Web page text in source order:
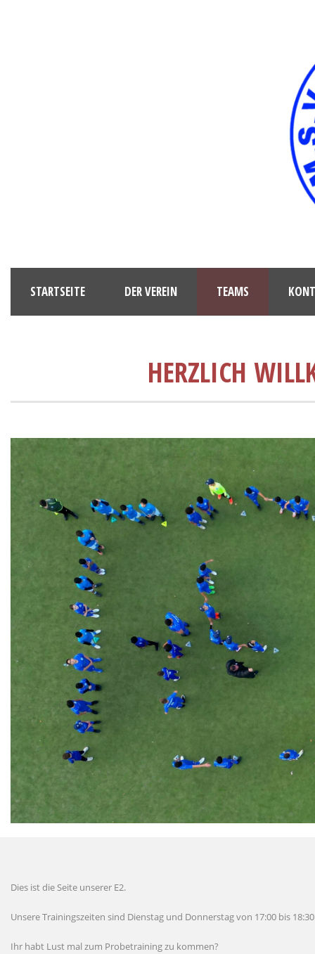
STARTSEITE DER VEREIN TEAMS
HERZLICH
Dies ist die Seite unserer E2.
Unsere Trainingszeiten sind Dienstag und Donnerstag von 17:00 bis 18:30
Ihr habt Lust mal zum Probetraining zu kommen?